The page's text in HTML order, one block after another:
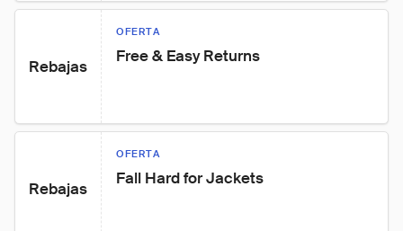
Rebajas
OFERTA
Free & Easy Returns
Rebajas
OFERTA
Fall Hard for Jackets